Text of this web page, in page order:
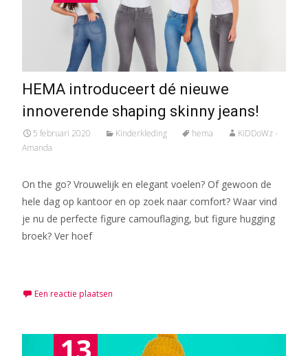
HEMA introduceert dé nieuwe
innoverende shaping skinny jeans!
5 februari 2020 Kinderkleding hema
KiDDoWz -
Amanda
On the go? Vrouwelijk en elegant voelen? Of gewoon de
hele dag op kantoor en op zoek naar comfort? Waar vind
je nu de perfecte figure camouflaging, but figure hugging
broek? Ver hoef
Een reactie plaatsen